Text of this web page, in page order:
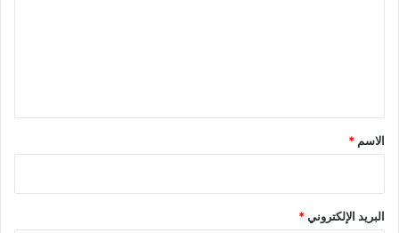
*
الاسم *
البريد الإلكتروني*